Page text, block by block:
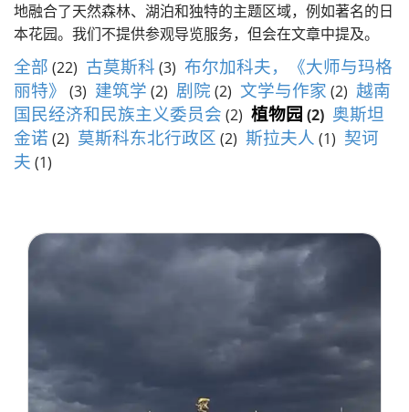
地融合了天然森林、湖泊和独特的主题区域，例如著名的日
本花园。我们不提供参观导览服务，但会在文章中提及。
全部 (22) 古莫斯科 (3) 布尔加科夫，《大师与玛格
丽特》
(3) 建筑学 (2) 剧院 (2) 文学与作家 (2) 越南
国民经济和民族主义委员会 (2) 植物园 (2) 奥斯坦
金诺 (2) 莫斯科东北行政区 (2) 斯拉夫人 (1) 契诃
夫 (1)